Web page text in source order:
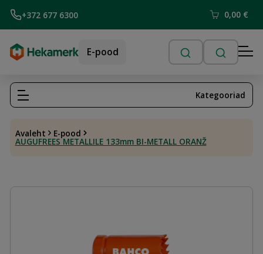
+372 677 6300 0,00 €
E-pood
Avaleht E-pood
AUGUFREES METALLILE 133mm BI-METALL ORANŽ
Kategooriad